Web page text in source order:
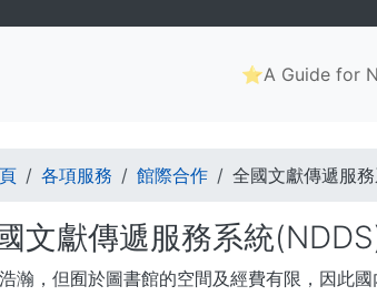
Main
navigation
⭐A Guide for
各項服務 館際合作 全國文獻傳遞服
文獻傳遞服務系統
瀚，但囿於圖書館的空間及經費有限，因此